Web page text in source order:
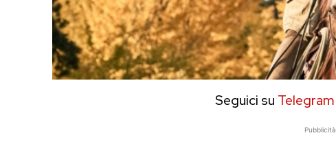
Seguici su Telegram
Pubblicità